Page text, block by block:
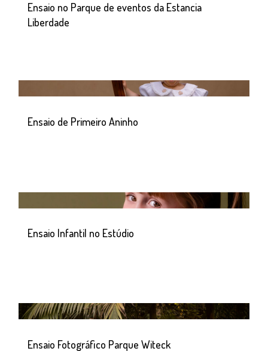
Ensaio no Parque de eventos da Estancia
Liberdade
Ensaio de Primeiro Aninho
Ensaio Infantil no Estúdio
Ensaio Fotográfico Parque Witeck